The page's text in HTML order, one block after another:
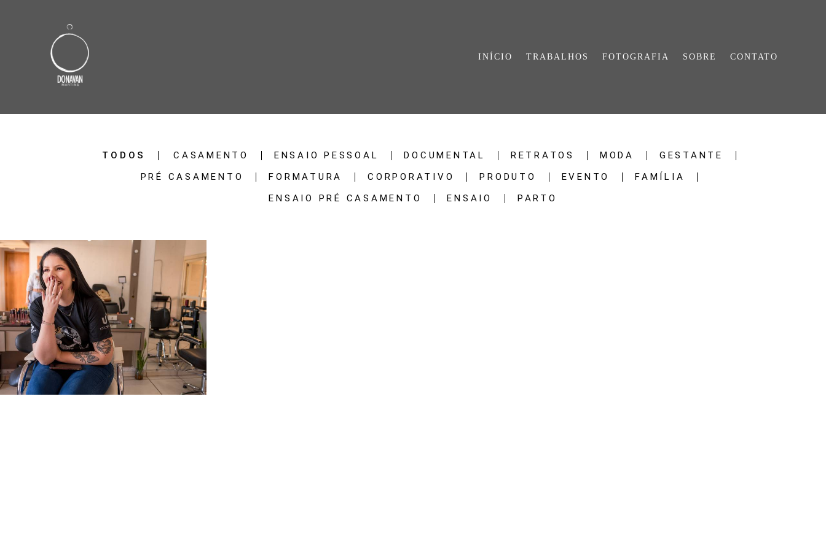
INÍCIO TRABALHOS FOTOGRAFIA SOBRE CONTATO
TODOS CASAMENTO ENSAIO PESSOAL DOCUMENTAL RETRATOS MODA
GESTANTE
PRÉ CASAMENTO
FORMATURA CORPORATIVO PRODUTO EVENTO
FAMÍLIA
ENSAIO PRÉ CASAMENTO
ENSAIO PARTO
936 0